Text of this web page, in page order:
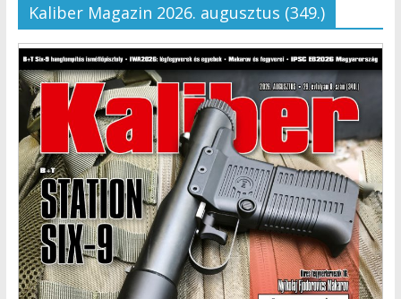
Kaliber Magazin 2026. augusztus (349.)